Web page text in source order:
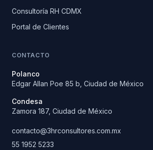
Consultoría RH CDMX
Portal de Clientes
CONTACTO
Polanco
Edgar Allan Poe 85 b, Ciudad de México
Condesa
Zamora 187, Ciudad de México
contacto@3hrconsultores.com.mx
55 1952 5233